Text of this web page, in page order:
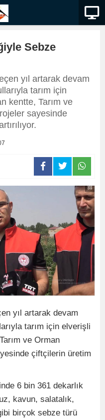
Sebze
yıl artarak devam
tarım için
kentte, Tarım ve
sayesinde
yıl artarak devam
tarım için elverişli
ve Orman
çiftçilerin üretim
6 bin 361 dekarlık
kavun, salatalık,
birçok sebze türü